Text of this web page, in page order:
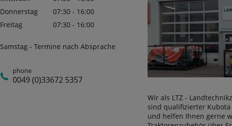
Donnerstag
07:30 - 16:00
Freitag
07:30 - 16:00
Samstag - Termine nach Absprache
phone
0049 (0)33672 5357
Wir als LTZ -
sind qualifizierter
und helfen Ihnen gerne